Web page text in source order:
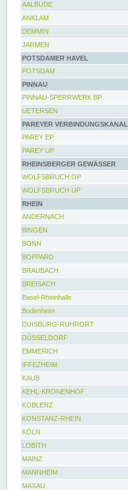
AALBUDE
ANKLAM
DEMMIN
JARMEN
POTSDAMER HAVEL
POTSDAM
PINNAU
PINNAU-SPERRWERK BP
UETERSEN
PAREYER VERBINDUNGSKANAL
PAREY EP
PAREY UP
RHEINSBERGER GEWÄSSER
WOLFSBRUCH OP
WOLFSBRUCH UP
RHEIN
ANDERNACH
BINGEN
BONN
BOPPARD
BRAUBACH
BREISACH
Basel-Rheinhalle
Bodenheim
DUISBURG-RUHRORT
DÜSSELDORF
EMMERICH
IFFEZHEIM
KAUB
KEHL-KRONENHOF
KOBLENZ
KONSTANZ-RHEIN
KÖLN
LOBITH
MAINZ
MANNHEIM
MAXAU